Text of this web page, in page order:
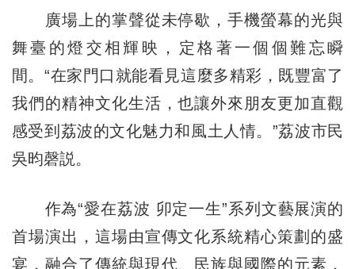
廣場上的掌聲從未停歇，手機螢幕的光與
舞臺的燈交相輝映，定格著一個個難忘瞬
間。“在家門口就能看見這麼多精彩，既豐富了
我們的精神文化生活，也讓外來朋友更加直觀
感受到荔波的文化魅力和風土人情。”荔波市民
吳昀磬説。
作為“愛在荔波 卯定一生”系列文藝展演的
首場演出，這場由宣傳文化系統精心策劃的盛
宴，融合了傳統與現代、民族與國際的元素，